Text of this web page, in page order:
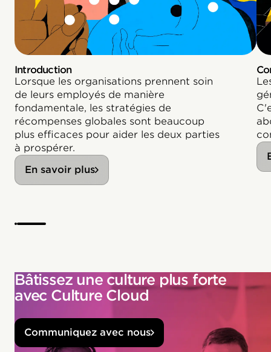
Introduction
Lorsque les organisations prennent soin
de leurs employés de manière
fondamentale, les stratégies de
récompenses globales sont beaucoup
plus efficaces pour aider les deux parties
à prospérer.
En savoir plus
Bâtissez une culture plus forte
avec Culture Cloud
Communiquez avec nous